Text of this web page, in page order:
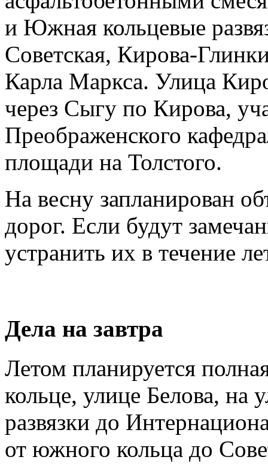
и Южная кольцевые
Советская, Кирова-
Карла Маркса. Улица
через Сыгу по Кирова,
Преображенского
площади на Толстого.
На весну запланирован
дорог. Если будут
устранить их в течение
Дела на завтра
Летом планируется
кольце, улице Белова, на
развязки до
от южного кольца до